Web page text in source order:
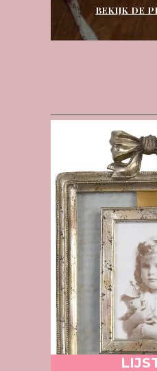
BEKIJK DE